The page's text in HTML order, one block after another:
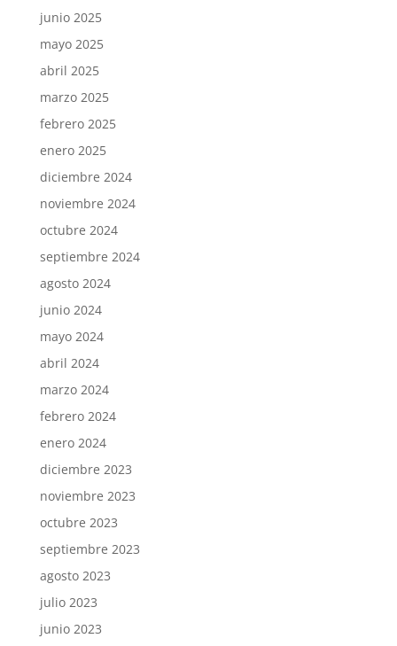
junio 2025
mayo 2025
abril 2025
marzo 2025
febrero 2025
enero 2025
diciembre 2024
noviembre 2024
octubre 2024
septiembre 2024
agosto 2024
junio 2024
mayo 2024
abril 2024
marzo 2024
febrero 2024
enero 2024
diciembre 2023
noviembre 2023
octubre 2023
septiembre 2023
agosto 2023
julio 2023
junio 2023